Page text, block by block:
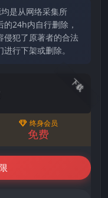
是从网络采集所
24h内自行删除，
侵犯了原著者的合法
行下架或删除。
下载
终身会员
免费